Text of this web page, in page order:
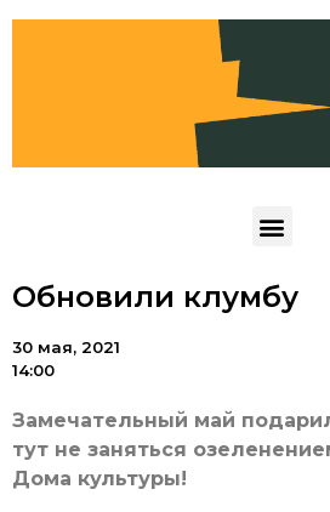
Обновили клумбу
30 мая, 2021
14:00
Замечательный май
тут не заняться
Дома культуры!